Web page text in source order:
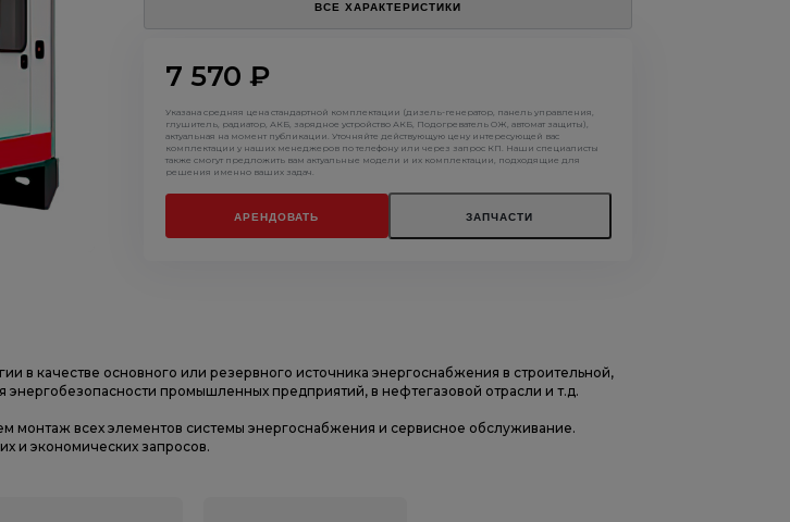
ВСЕ ХАРАКТЕРИСТИКИ
7 570 ₽
Указана средняя цена стандартной комплектации (дизель-генератор, панель управления,
глушитель, радиатор, АКБ, зарядное устройство АКБ, Подогреватель ОЖ, автомат защиты),
актуальная на момент публикации. Уточняйте действующую цену интересующей вас
комплектации у наших менеджеров по телефону или через запрос КП. Наши специалисты
также смогут предложить вам актуальные модели и их комплектации, подходящие для
решения именно ваших задач.
АРЕНДОВАТЬ ЗАПЧАСТИ
в качестве основного или резервного источника энергоснабжения в строительной,
промышленных предприятий, в нефтегазовой отрасли и т.д.
монтаж всех элементов системы энергоснабжения и сервисное обслуживание.
и экономических запросов.